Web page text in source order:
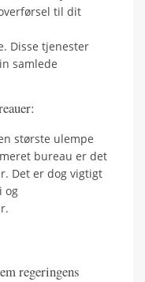
til dit
Disse tjenester
samlede
største ulempe
bureau er det
Det er dog vigtigt
og
regeringens